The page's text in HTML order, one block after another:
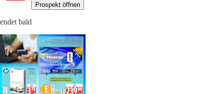
Prospekt öffnen
endet bald